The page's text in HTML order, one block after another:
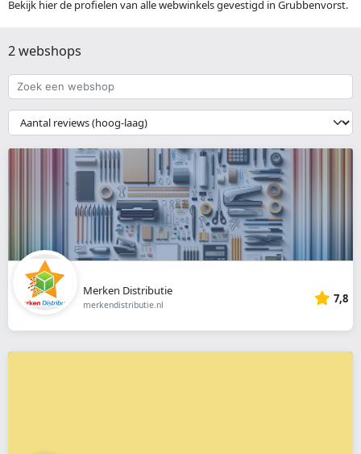
Bekijk hier de profielen van alle webwinkels gevestigd in Grubbenvorst.
2 webshops
Zoek
een
webshop
{{
__('Sort')
}}
Merken Distributie
merkendistributie.nl 7,8